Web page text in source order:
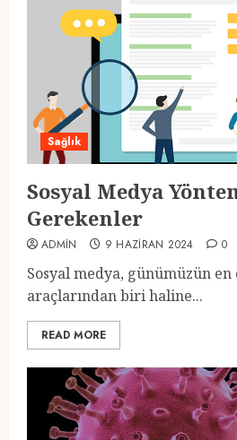
Sağlık
Sosyal Medya
Gerekenler
ADMIN 9 HAZIRAN 2024 0
Sosyal medya, günümüzün
araçlarından biri haline...
READ MORE